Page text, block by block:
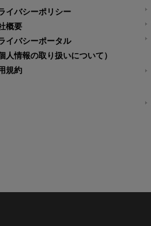
イバシーポリシー
概要
イバシーポータル
個人情報の取り扱いについて）
規約